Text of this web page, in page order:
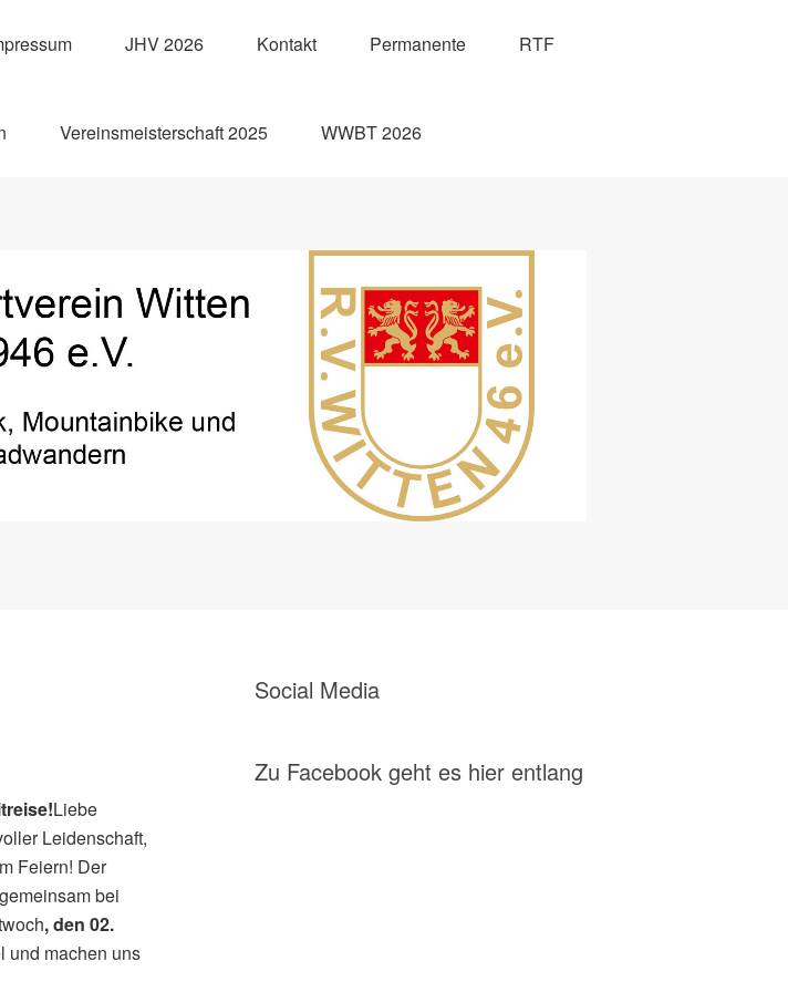
JHV 2026 Kontakt Permanente RTF
Vereinsmeisterschaft 2025 WWBT 2026
Liebe
Leidenschaft,
Feiern! Der
bei
, den 02.
und machen uns
Social Media
Zu Facebook geht es hier entlang